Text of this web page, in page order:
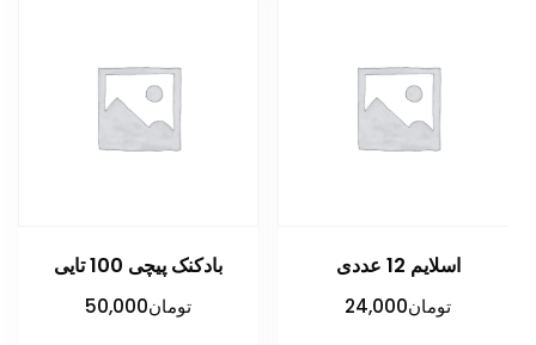
اسلایم 12 عددی
تومان24,000
بادکنک پیچی 100 تایی
تومان50,000